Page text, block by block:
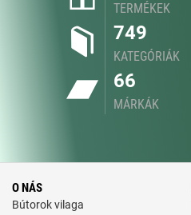
TERMÉKEK
749
KATEGÓRIÁK
66
MÁRKÁK
O NÁS
Bútorok vilaga